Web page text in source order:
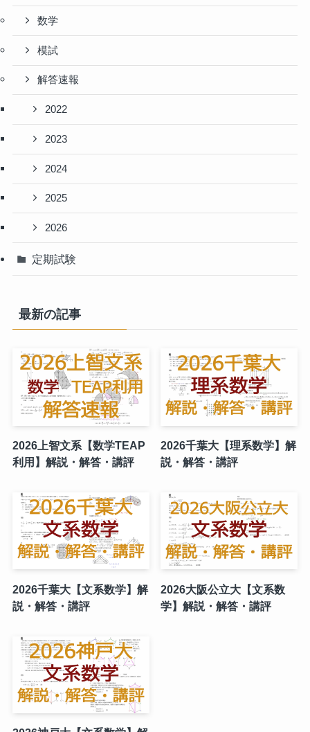
数学
模試
解答速報
2022
2023
2024
2025
2026
定期試験
最新の記事
2026上智文系【数学TEAP
利用】解説・解答・講評
2026千葉大【理系数学】解
説・解答・講評
2026千葉大【文系数学】解
説・解答・講評
2026大阪公立大【文系数
学】解説・解答・講評